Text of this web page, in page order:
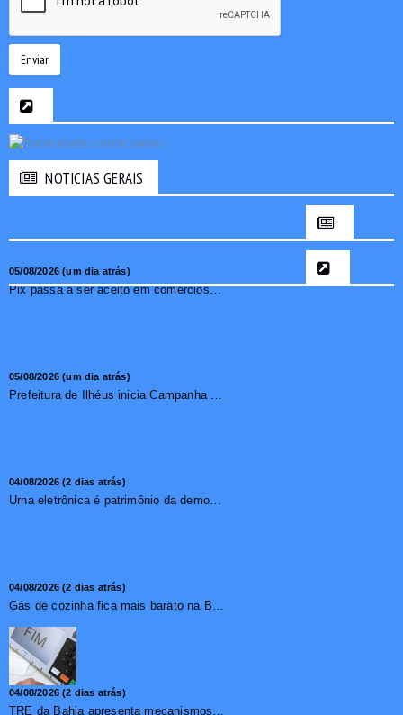
Enviar
NOTICIAS GERAIS
05/08/2026 (um dia atrás)
Pix passa a ser aceito em comércios de oito países e amplia opções de pagamento para brasileiros no exterior
05/08/2026 (um dia atrás)
04/08/2026 (2 dias atrás)
04/08/2026 (2 dias atrás)
04/08/2026 (2 dias atrás)